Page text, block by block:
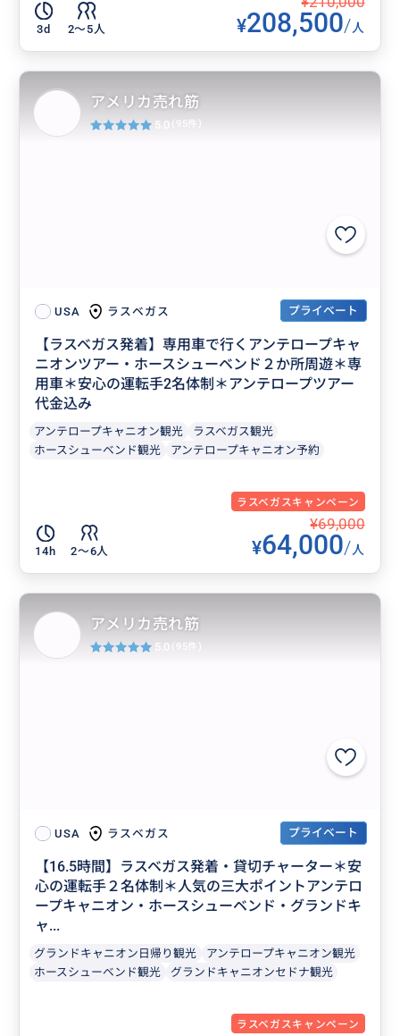
3d 2〜5人 ¥208,500/人
USA ラスベガス プライベート
【ラスベガス発着】専用車で行くアンテロープキャ
ニオンツアー・ホースシューベンド２か所周遊＊専
用車＊安心の運転手2名体制＊アンテロープツアー
代金込み
アンテロープキャニオン観光
ラスベガス観光
ホースシューベンド観光
アンテロープキャニオン予約
ラスベガスキャンペーン
14h 2〜6人
¥69,000
¥64,000/人
アメリカ売れ筋
5.0 (95件)
USA ラスベガス プライベート
【16.5時間】ラスベガス発着・貸切チャーター＊安
心の運転手２名体制＊人気の三大ポイントアンテロ
ープキャニオン・ホースシューベンド・グランドキ
ャ...
グランドキャニオン日帰り観光
アンテロープキャニオン観光
ホースシューベンド観光
グランドキャニオンセドナ観光
ラスベガスキャンペーン
アメリカ売れ筋
5.0 (95件)